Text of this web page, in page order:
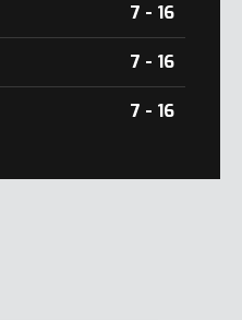
7 - 16
7 - 16
7 - 16